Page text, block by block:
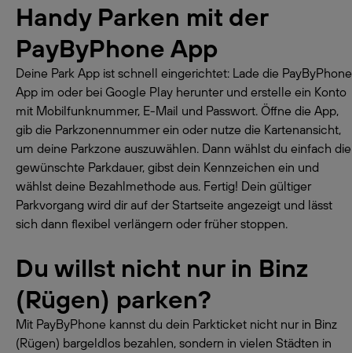
Handy Parken mit der
PayByPhone App
Deine Park App ist schnell eingerichtet: Lade die PayByPhone
App im oder bei Google Play herunter und erstelle ein Konto
mit Mobilfunknummer, E-Mail und Passwort. Öffne die App,
gib die Parkzonennummer ein oder nutze die Kartenansicht,
um deine Parkzone auszuwählen. Dann wählst du einfach die
gewünschte Parkdauer, gibst dein Kennzeichen ein und
wählst deine Bezahlmethode aus. Fertig! Dein gültiger
Parkvorgang wird dir auf der Startseite angezeigt und lässt
sich dann flexibel verlängern oder früher stoppen.
Du willst nicht nur in Binz
(Rügen) parken?
Mit PayByPhone kannst du dein Parkticket nicht nur in Binz
(Rügen) bargeldlos bezahlen, sondern in vielen Städten in